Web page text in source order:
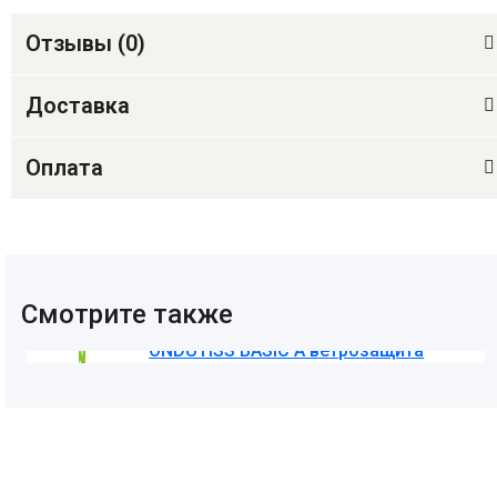
Отзывы (0)
Доставка
Оплата
Смотрите также
ONDUTISS BASIC A ветрозащита